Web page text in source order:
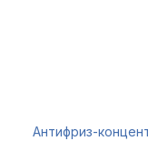
Антифриз-